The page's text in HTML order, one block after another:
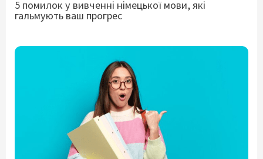
5 помилок у вивченні німецької мови, які
гальмують ваш прогрес